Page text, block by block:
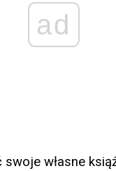
ad
własne